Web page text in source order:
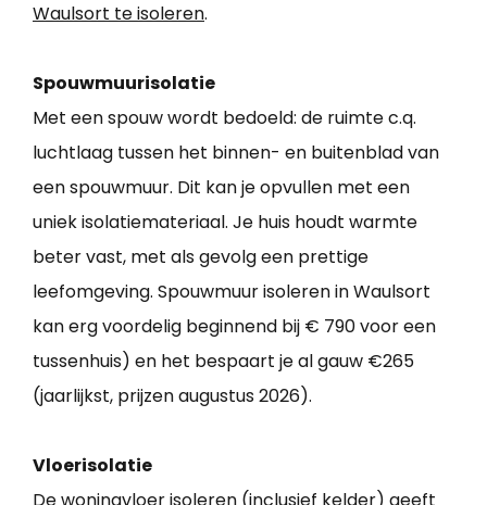
Waulsort te isoleren.
Spouwmuurisolatie
Met een spouw wordt bedoeld: de ruimte c.q.
luchtlaag tussen het binnen- en buitenblad van
een spouwmuur. Dit kan je opvullen met een
uniek isolatiemateriaal. Je huis houdt warmte
beter vast, met als gevolg een prettige
leefomgeving. Spouwmuur isoleren in Waulsort
kan erg voordelig beginnend bij € 790 voor een
tussenhuis) en het bespaart je al gauw €265
(jaarlijkst, prijzen augustus 2026).
Vloerisolatie